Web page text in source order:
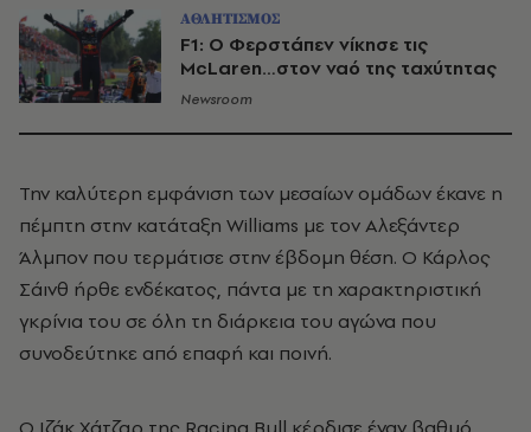
ΑΘΛΗΤΙΣΜΟΣ
F1: Ο Φερστάπεν νίκησε τις
McLaren…στον ναό της ταχύτητας
Newsroom
Την καλύτερη εμφάνιση των μεσαίων ομάδων έκανε η
πέμπτη στην κατάταξη Williams με τον Αλεξάντερ
Άλμπον που τερμάτισε στην έβδομη θέση. Ο Κάρλος
Σάινθ ήρθε ενδέκατος, πάντα με τη χαρακτηριστική
γκρίνια του σε όλη τη διάρκεια του αγώνα που
συνοδεύτηκε από επαφή και ποινή.